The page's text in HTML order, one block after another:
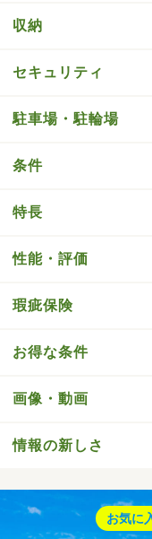
収納
セキュリティ
駐車場・駐輪場
条件
特長
性能・評価
瑕疵保険
お得な条件
画像・動画
情報の新しさ
お気に